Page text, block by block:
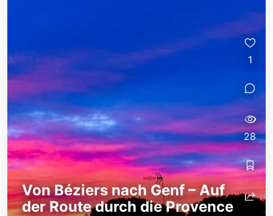
Von Béziers nach Genf – Auf
der Route durch die Provence
1
28